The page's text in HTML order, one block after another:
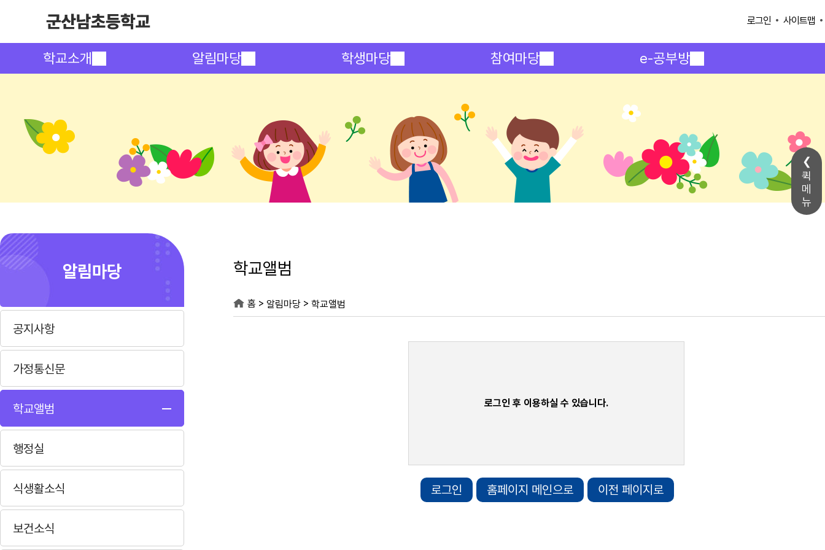
퀵
메
뉴
로그인 사이트맵
학교소개 알림마당 학생마당 참여마당 e-공부방
알림마당
공지사항
가정통신문
학교앨범
행정실
식생활소식
보건소식
학교앨범
홈 > 알림마당 > 학교앨범
로그인 후 이용하실 수 있습니다.
로그인 홈페이지 메인으로 이전 페이지로